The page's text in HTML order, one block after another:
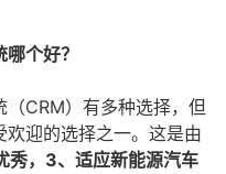
个好？
CRM）有多种选择，但
迎的选择之一。这是由
秀，3、适应新能源汽车